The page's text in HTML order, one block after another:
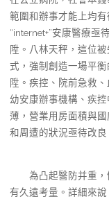
範圍和辦事才能上均有
“internet+”安康醫療
陞。八林天秤，這位
式，強制創造一場平
陞。疾控、院前急救
幼安康辦事機構、疾
薄，營業用房面積與
和周遭的狀況亟待改
為凸起醫防并重，
有久遠考量。詳細來